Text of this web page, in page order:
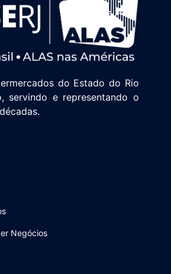
do Estado do Rio
servindo e representando o
Negócios